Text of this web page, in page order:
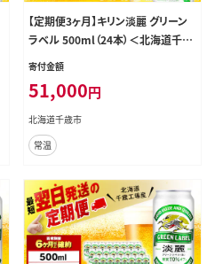
【定期便3ヶ月】キリン淡麗 グリーン
ラベル 500ml（24本）＜北海道千歳
工場産＞
寄付金額
51,000円
北海道千歳市
常温